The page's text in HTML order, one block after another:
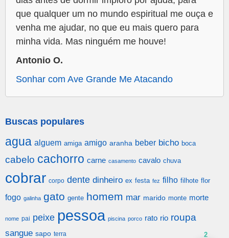
que qualquer um no mundo espiritual me ouça e
venha me ajudar, no que eu mais quero para
minha vida. Mas ninguém me houve!
Antonio O.
Sonhar com Ave Grande Me Atacando
Buscas populares
agua alguem amiga amigo aranha beber bicho boca
cabelo cachorro carne casamento cavalo chuva
cobrar corpo dente dinheiro ex festa fez filho filhote flor
fogo galinha gato gente homem mar marido monte morte
nome pai peixe pessoa piscina porco rato rio roupa
sangue sapo terra 2